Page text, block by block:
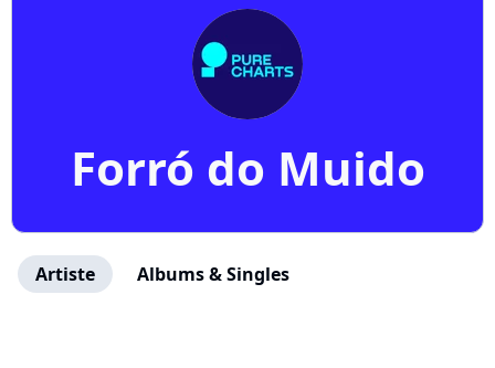
Forró do Muido
Artiste Albums & Singles